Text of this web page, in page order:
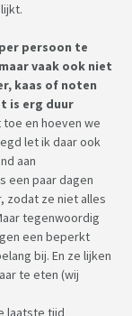
persoon te
vaak ook niet
kaas of noten
is erg duur
toe en hoeven we
let ik daar ook
aan
een paar dagen
zodat ze niet alles
tegenwoordig
een beperkt
bij. En ze lijken
te eten (wij
laatste tijd